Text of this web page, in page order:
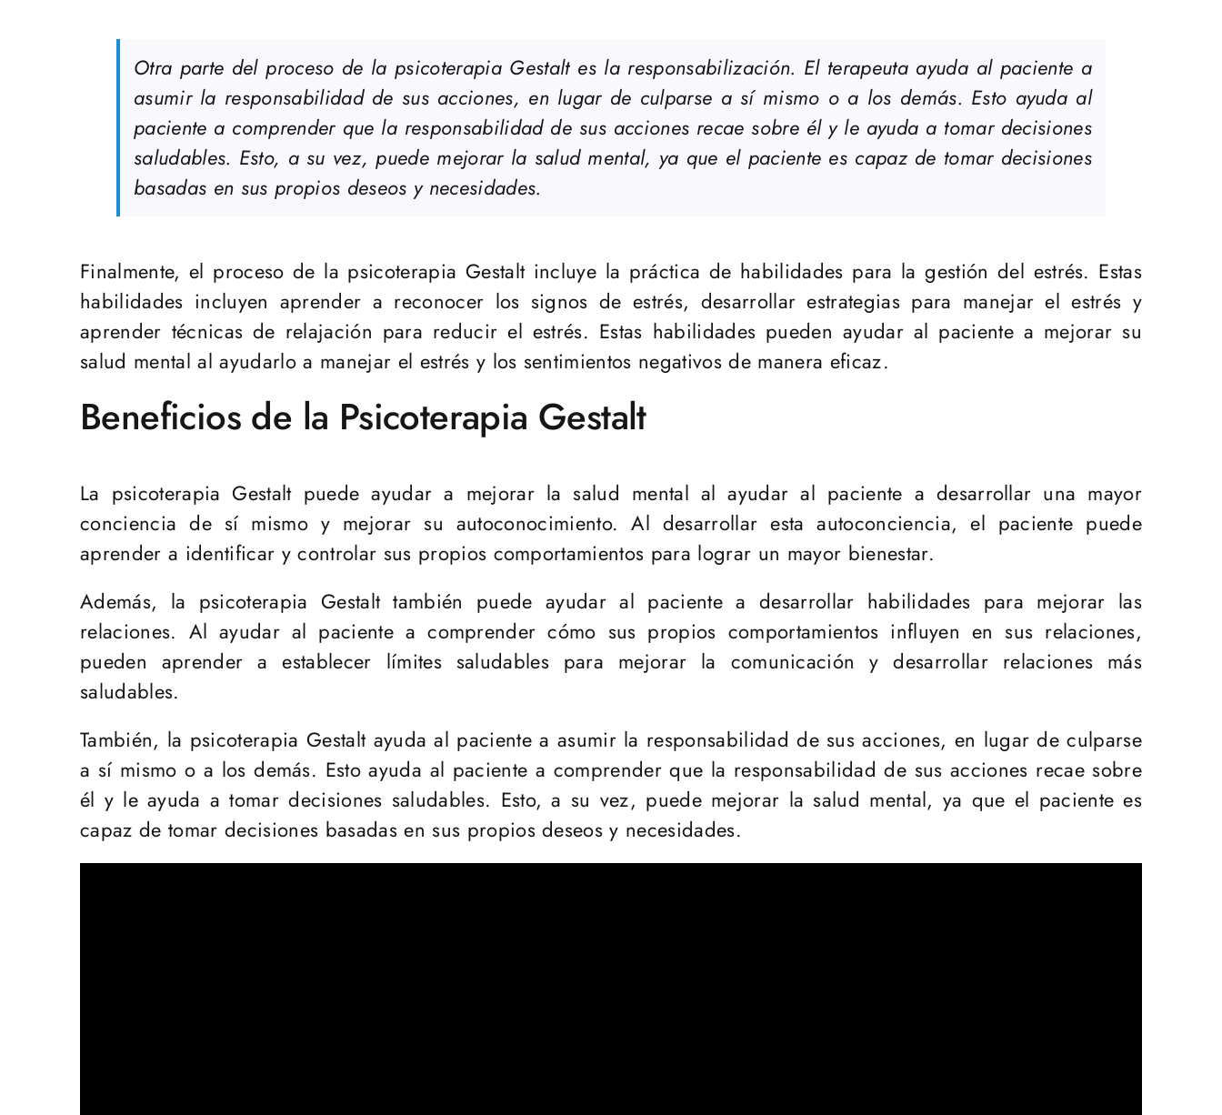
Otra parte del proceso de la psicoterapia Gestalt es la responsabilización. El terapeuta ayuda al paciente a
asumir la responsabilidad de sus acciones, en lugar de culparse a sí mismo o a los demás. Esto ayuda al
paciente a comprender que la responsabilidad de sus acciones recae sobre él y le ayuda a tomar decisiones
saludables. Esto, a su vez, puede mejorar la salud mental, ya que el paciente es capaz de tomar decisiones
basadas en sus propios deseos y necesidades.
Finalmente, el proceso de la psicoterapia Gestalt incluye la práctica de habilidades para la gestión del estrés. Estas
habilidades incluyen aprender a reconocer los signos de estrés, desarrollar estrategias para manejar el estrés y
aprender técnicas de relajación para reducir el estrés. Estas habilidades pueden ayudar al paciente a mejorar su
salud mental al ayudarlo a manejar el estrés y los sentimientos negativos de manera eficaz.
Beneficios de la Psicoterapia Gestalt
La psicoterapia Gestalt puede ayudar a mejorar la salud mental al ayudar al paciente a desarrollar una mayor
conciencia de sí mismo y mejorar su autoconocimiento. Al desarrollar esta autoconciencia, el paciente puede
aprender a identificar y controlar sus propios comportamientos para lograr un mayor bienestar.
Además, la psicoterapia Gestalt también puede ayudar al paciente a desarrollar habilidades para mejorar las
relaciones. Al ayudar al paciente a comprender cómo sus propios comportamientos influyen en sus relaciones,
pueden aprender a establecer límites saludables para mejorar la comunicación y desarrollar relaciones más
saludables.
También, la psicoterapia Gestalt ayuda al paciente a asumir la responsabilidad de sus acciones, en lugar de culparse
a sí mismo o a los demás. Esto ayuda al paciente a comprender que la responsabilidad de sus acciones recae sobre
él y le ayuda a tomar decisiones saludables. Esto, a su vez, puede mejorar la salud mental, ya que el paciente es
capaz de tomar decisiones basadas en sus propios deseos y necesidades.